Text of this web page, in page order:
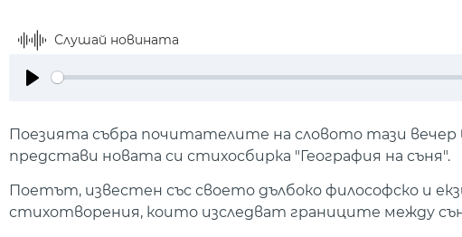
Слушай новината
Поезията събра почитателите на словото тази
представи новата си стихосбирка "География на съня".
Поетът, известен със своето дълбоко философско и
стихотворения, които изследват границите между